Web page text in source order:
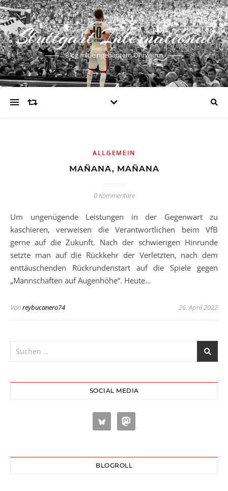
Stuttgart International
Blog mit eingebautem Ohrwurm
ALLGEMEIN
MAÑANA, MAÑANA
0 Kommentare
Um ungenügende Leistungen in der Gegenwart zu
kaschieren, verweisen die Verantwortlichen beim VfB
gerne auf die Zukunft. Nach der schwierigen Hinrunde
setzte man auf die Rückkehr der Verletzten, nach dem
enttäuschenden Rückrundenstart auf die Spiele gegen
„Mannschaften auf Augenhöhe“. Heute…
Vonreybucanero74 26. April 2022
SOCIAL MEDIA
BLOGROLL